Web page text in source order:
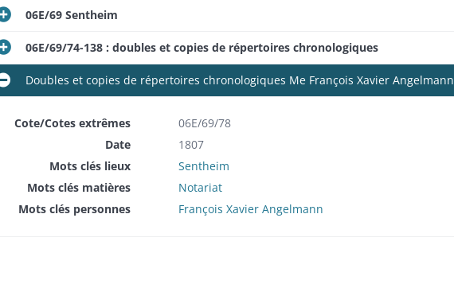
06E/69 Sentheim
06E/69/74-138 : doubles et copies de répertoires chronologiques
Doubles et copies de répertoires chronologiques Me François Xavier Angelmann
Cote/Cotes extrêmes
06E/69/78
Date
1807
Mots clés lieux
Sentheim
Mots clés matières
Notariat
Mots clés personnes
François Xavier Angelmann